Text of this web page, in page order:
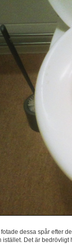
dessa spår efter
istället. Det är bedrövligt